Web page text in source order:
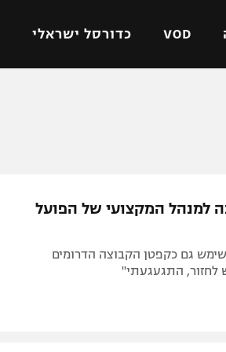
VOD כדורסל ישראלי
איטלקית
למנהל המקצועי של הפועל
העבר בן ה-37 שפרש בקיץ 2021 ושימש גם כקפטן הקבוצה הדרומים
לחזור, התגעגעתי"